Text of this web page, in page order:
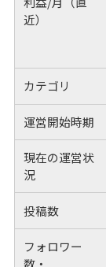
近）
カテゴリ
運営開始時期
現在の運営状
況
投稿数
フォロワー
数・